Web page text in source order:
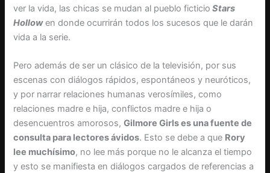
ver la vida, las chicas se mudan al pueblo ficticio Stars
Hollow en donde ocurrirán todos los sucesos que le darán
vida a la serie.
Pero además de ser un clásico de la televisión, por sus
escenas con diálogos rápidos, espontáneos y neuróticos,
y por narrar relaciones humanas verosímiles, como
relaciones madre e hija, conflictos madre e hija o
desencuentros amorosos,Gilmore Girls es una fuente de
consulta para lectores ávidos. Esto se debe a que Rory
lee muchísimo, no lee más porque no le alcanza el tiempo
y esto se manifiesta en diálogos cargados de referencias a